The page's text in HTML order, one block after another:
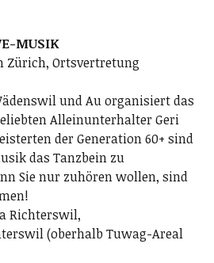
MUSIK
Zürich, Ortsvertretung
und Au organisiert das
Alleinunterhalter Geri
der Generation 60+ sind
das Tanzbein zu
Sie nur zuhören wollen, sind
Richterswil,
(oberhalb Tuwag-Areal